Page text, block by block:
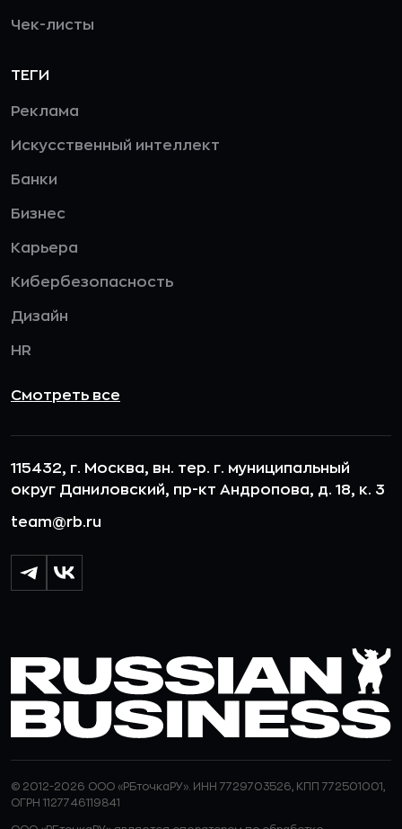
Чек-листы
ТЕГИ
Реклама
Искусственный интеллект
Банки
Бизнес
Карьера
Кибербезопасность
Дизайн
HR
Смотреть все
115432, г. Москва, вн. тер. г. муниципальный
округ Даниловский, пр-кт Андропова, д. 18, к. 3
team@rb.ru
© 2012-2026 ООО «РБточкаРУ». ИНН 7729703526, КПП 772501001,
ОГРН 1127746119841